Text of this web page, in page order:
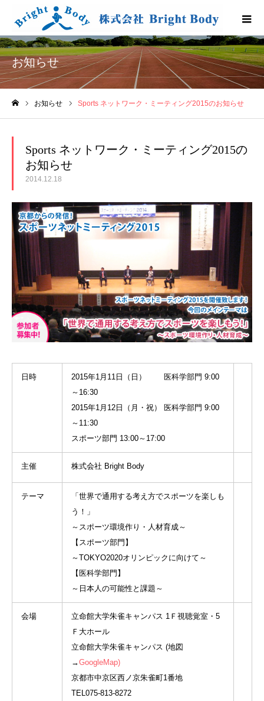
お知らせ
お知らせ Sports ネットワーク・ミーティング2015のお知らせ
Sports ネットワーク・ミーティング2015の
お知らせ
2014.12.18
日時
2015年1月11日（日） 医科学部門 9:00
～16:30
2015年1月12日（月・祝） 医科学部門 9:00
～11:30
スポーツ部門 13:00～17:00
主催 株式会社 Bright Body
テーマ
「世界で通用する考え方でスポーツを楽しも
う！」
～スポーツ環境作り・人材育成～
【スポーツ部門】
～TOKYO2020オリンピックに向けて～
【医科学部門】
～日本人の可能性と課題～
会場
立命館大学朱雀キャンパス 1Ｆ視聴覚室・5
Ｆ大ホール
立命館大学朱雀キャンパス (地図
→GoogleMap)
京都市中京区西ノ京朱雀町1番地
TEL075-813-8272